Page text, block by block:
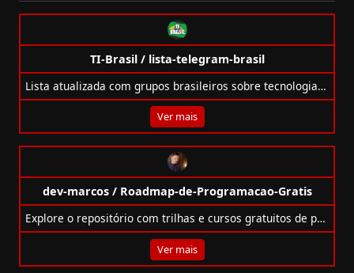
TI-Brasil / lista-telegram-brasil
Lista atualizada com grupos brasileiros sobre tecnologia no Telegram organizados por temas e linguagens.
Ver mais
dev-marcos / Roadmap-de-Programacao-Gratis
Explore o repositório com trilhas e cursos gratuitos de programação para iniciantes, incluindo Python, Java, IA, DevOps, UX e mais.
Ver mais